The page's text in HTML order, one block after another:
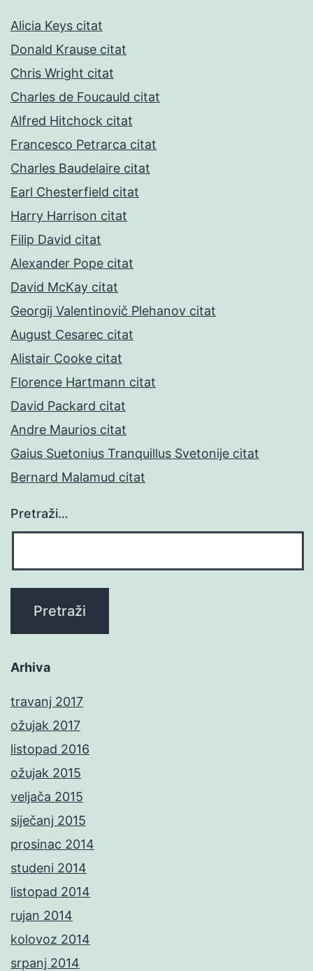
Alicia Keys citat
Donald Krause citat
Chris Wright citat
Charles de Foucauld citat
Alfred Hitchock citat
Francesco Petrarca citat
Charles Baudelaire citat
Earl Chesterfield citat
Harry Harrison citat
Filip David citat
Alexander Pope citat
David McKay citat
Georgij Valentinovič Plehanov citat
August Cesarec citat
Alistair Cooke citat
Florence Hartmann citat
David Packard citat
Andre Maurios citat
Gaius Suetonius Tranquillus Svetonije citat
Bernard Malamud citat
Pretraži…
Arhiva
travanj 2017
ožujak 2017
listopad 2016
ožujak 2015
veljača 2015
siječanj 2015
prosinac 2014
studeni 2014
listopad 2014
rujan 2014
kolovoz 2014
srpanj 2014